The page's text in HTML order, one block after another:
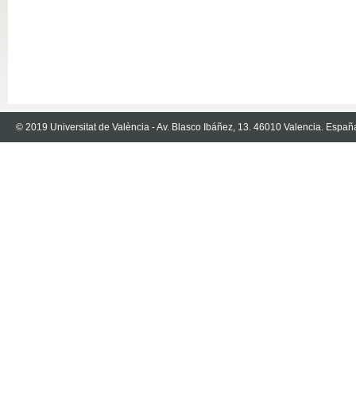
© 2019 Universitat de València - Av. Blasco Ibáñez, 13. 46010 Valencia.